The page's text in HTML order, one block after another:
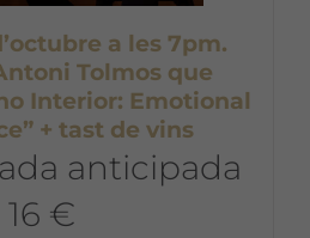
a les 7pm.
Tolmos que
Interior: Emotional
+ tast de vins
anticipada
16 €